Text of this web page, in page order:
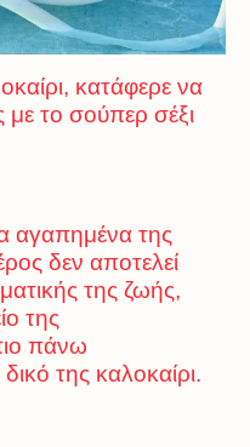
κατάφερε να
με το σούπερ σέξι
αγαπημένα της
δεν αποτελεί
της ζωής,
της
πάνω
της καλοκαίρι.